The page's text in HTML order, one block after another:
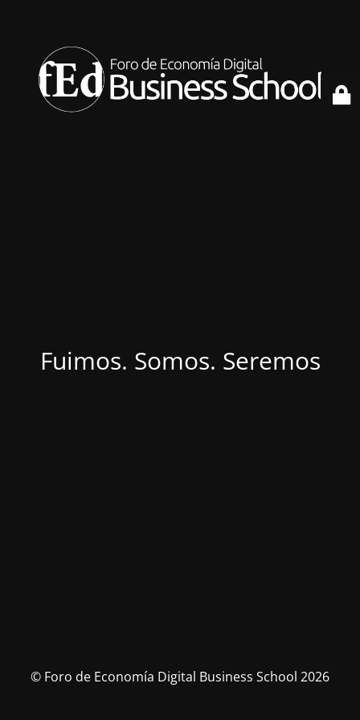
Fuimos. Somos. Seremos
© Foro de Economía Digital Business School 2026